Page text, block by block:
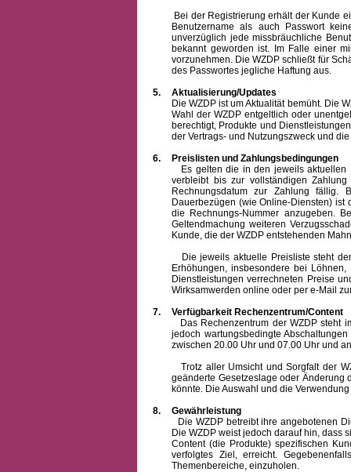
Bei der Registrierung erhält der Kunde
Benutzernameals auch Passwort
unverzüglich jede missbräuchliche
bekannt geworden ist. Im Falle einer
vorzunehmen. Die WZDP schließt für
des Passwortes jegliche Haftung aus.
5.
Aktualisierung/Updates
Die WZDP ist um Aktualität bemüht. Die
Wahl der WZDP entgeltlich oder
berechtigt, Produkte und
der Vertrags- und Nutzungszweck und
6.
Preislisten und Zahlungsbedingungen
Es gelten die in den jeweils aktuellen
verbleibt bis zur vollständigen
Rechnungsdatum zur Zahlung fällig.
Dauerbezügen (wie Online-Diensten)
die Rechnungs-Nummer anzugeben.
Geltendmachung weiteren
Kunde, die der WZDP entstehenden
Die jeweils aktuelle Preisliste steht dem
Erhöhungen, insbesondere bei
Dienstleistungen verrechneten Preise
Wirksamwerden online oder per e-Mail
7.
Verfügbarkeit Rechenzentrum/Content
Das Rechenzentrum der WZDP steht im
jedoch wartungsbedingte
zwischen 20.00 Uhr und 07.00 Uhr und
Trotz aller Umsicht und Sorgfalt der
geänderte Gesetzeslage oder Änderung
könnte. Die Auswahl und die
8.
Gewährleistung
Die WZDP betreibt ihre angebotenen
Die WZDP weist jedoch darauf hin, dass
Content (die Produkte) spezifischen
verfolgtes Ziel, erreicht.
Themenbereiche, einzuholen.